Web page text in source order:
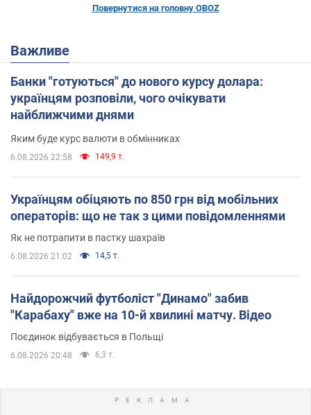
Повернутися на головну OBOZ
Важливе
Банки "готуються" до нового курсу долара:
українцям розповіли, чого очікувати
найближчими днями
Яким буде курс валюти в обмінниках
6.08.2026 22:58 149,9 т.
Українцям обіцяють по 850 грн від мобільних
операторів: що не так з цими повідомленнями
Як не потрапити в пастку шахраїв
6.08.2026 21:02 14,5 т.
Найдорожчий футболіст "Динамо" забив
"Карабаху" вже на 10-й хвилині матчу. Відео
Поєдинок відбувається в Польщі
6.08.2026 20:48 6,3 т.